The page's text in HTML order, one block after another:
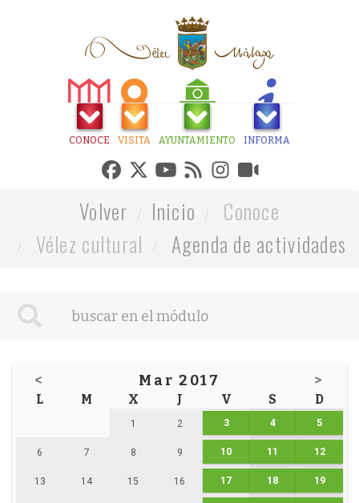
CONOCE VISITA AYUNTAMIENTO INFORMA
Volver Inicio
Conoce
Vélez cultural
Agenda de actividades
< Mar 2017 >
L M X J V S D
1 2 3 4 5
6 7 8 9 10 11 12
13 14 15 16 17 18 19